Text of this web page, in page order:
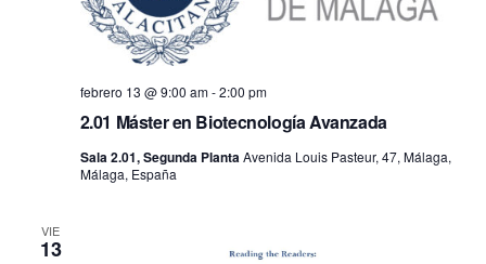
2.01 Máster en Biotecnología Avanzada
febrero 13 @ 9:00 am-2:00 pm
Sala 2.01, Segunda PlantaAvenida Louis Pasteur, 47, Málaga,
Málaga, España
VIE
13